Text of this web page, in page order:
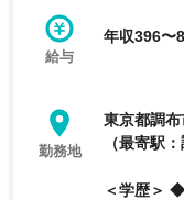
給与
年収396〜
勤務地
東京都調布
（最寄駅
＜学歴＞ ◆学歴不問 ＜必